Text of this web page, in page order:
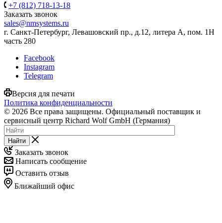
+7 (812) 718-13-18
Заказать звонок
sales@nmsystems.ru
г. Санкт-Петербург, Левашовский пр., д.12, литера А, пом. 1Н
часть 280
Facebook
Instagram
Telegram
Версия для печати
Политика конфиденциальности
© 2026 Все права защищены. Официальный поставщик и
сервисный центр Richard Wolf GmbH (Германия)
Найти
Заказать звонок
Написать сообщение
Оставить отзыв
Ближайший офис